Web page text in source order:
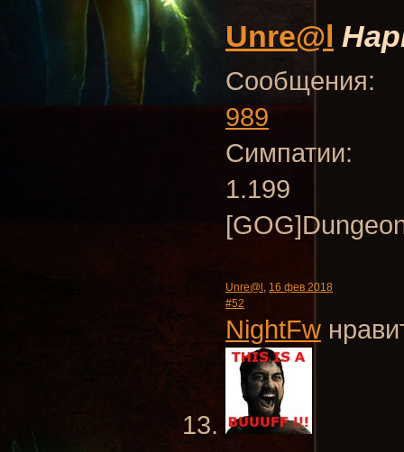
Unre@l
Сообщения:
989
Симпатии:
1.199
Unre@l , 16 фев 2018
#52
NightFw